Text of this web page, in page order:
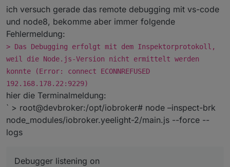
ich versuch gerade das remote debugging mit vs-code
und node8, bekomme aber immer folgende
Fehlermeldung:
> Das Debugging erfolgt mit dem Inspektorprotokoll,
weil die Node.js-Version nicht ermittelt werden
konnte (Error: connect ECONNREFUSED
192.168.178.22:9229)
hier die Terminalmeldung:
` > root@devbroker:/opt/iobroker# node –inspect-brk
node_modules/iobroker.yeelight-2/main.js --force --
logs
Debugger listening on